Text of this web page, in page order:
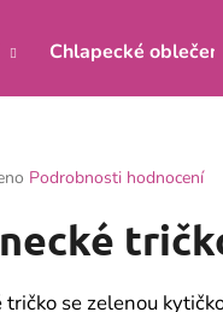
Chlapecké oblečení
Podrobnosti hodnocení
tričko se zelenou